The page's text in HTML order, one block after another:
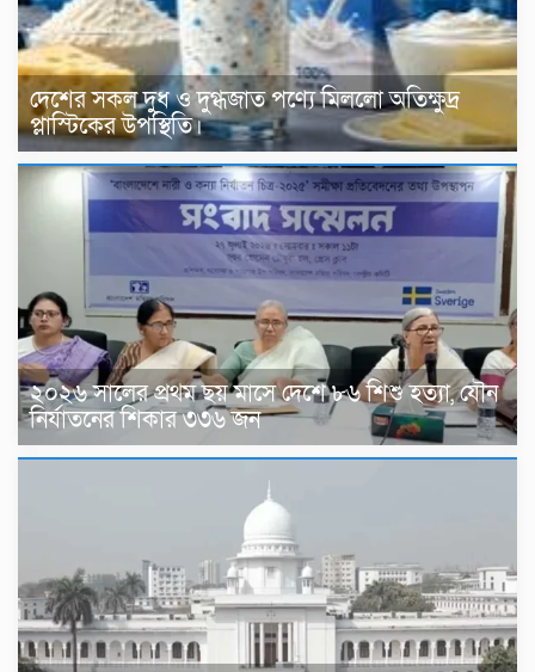
দেশের সকল দুধ ও দুগ্ধজাত পণ্যে মিললো অতিক্ষুদ্র
প্লাস্টিকের উপস্থিতি।
২০২৬ সালের প্রথম ছয় মাসে দেশে ৮৬ শিশু হত্যা, যৌন
নির্যাতনের শিকার ৩৩৬ জন